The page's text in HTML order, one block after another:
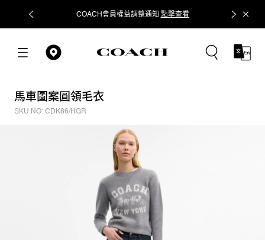
COACH會員權益調整通知 點擊查看 立即追蹤
馬車圖案圓領毛衣
SKU NO: CDK86/HGR